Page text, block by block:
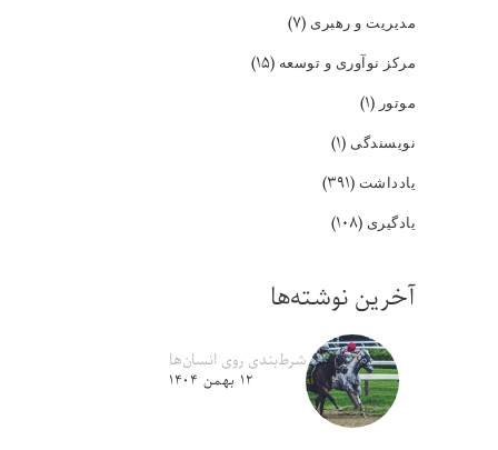
مدیریت و رهبری (۷)
مرکز نوآوری و توسعه (۱۵)
موتور (۱)
نویسندگی (۱)
یادداشت (۳۹۱)
یادگیری (۱۰۸)
آخرین نوشته‌ها
شرط‌بندی روی انسان‌ها
۱۲ بهمن ۱۴۰۴